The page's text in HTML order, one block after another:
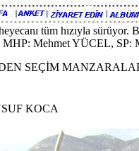
tüm hızıyla sürüyor.
Mehmet YÜCEL, SP:
SEÇİM
KOCA